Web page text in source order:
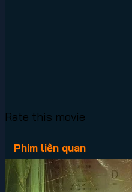
Rate this movie
Phim liên quan